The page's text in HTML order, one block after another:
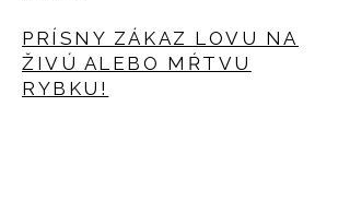
​PRÍSNY ZÁKAZ LOVU NA
ŽIVÚ ALEBO MŔTVU
RYBKU!